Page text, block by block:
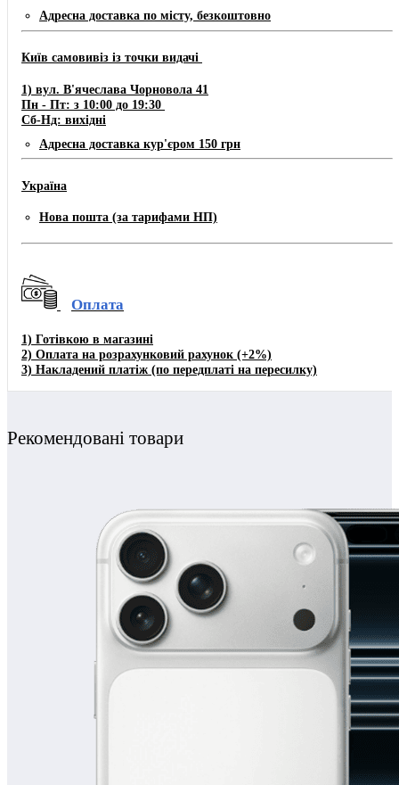
Адресна доставка по місту, безкоштовно
Київ самовивіз із точки видачі
1) вул. В'ячеслава Чорновола 41
Пн - Пт: з 10:00 до 19:30
Сб-Нд: вихідні
Адресна доставка кур'єром 150 грн
Україна
Нова пошта (за тарифами НП)
Оплата
1) Готівкою в магазині
2) Оплата на розрахунковий рахунок (+2%)
3) Накладений платіж (по передплаті на пересилку)
Рекомендовані товари